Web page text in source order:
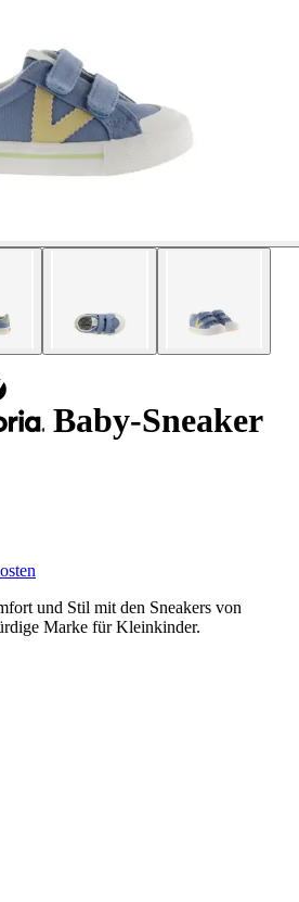
Baby-Sneaker
und Stil mit den Sneakers von
Marke für Kleinkinder.